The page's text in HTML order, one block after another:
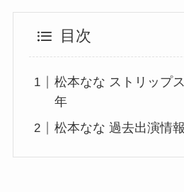
目次
松本なな ストリップ
年
松本なな 過去出演情報